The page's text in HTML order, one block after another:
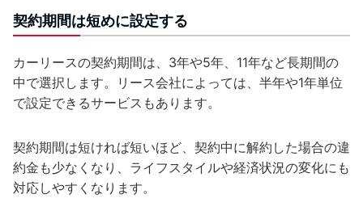
契約期間は短めに設定する
カーリースの契約期間は、3年や5年、11年など長期間の
中で選択します。リース会社によっては、半年や1年単位
で設定できるサービスもあります。
契約期間は短ければ短いほど、契約中に解約した場合の違
約金も少なくなり、ライフスタイルや経済状況の変化にも
対応しやすくなります。